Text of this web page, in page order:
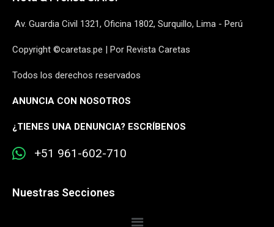
Av. Guardia Civil 1321, Oficina 1802, Surquillo, Lima - Perú
Copyright ©caretas.pe | Por Revista Caretas
Todos los derechos reservados
ANUNCIA CON NOSOTROS
¿TIENES UNA DENUNCIA? ESCRÍBENOS
+51 961-602-710
Nuestras Secciones